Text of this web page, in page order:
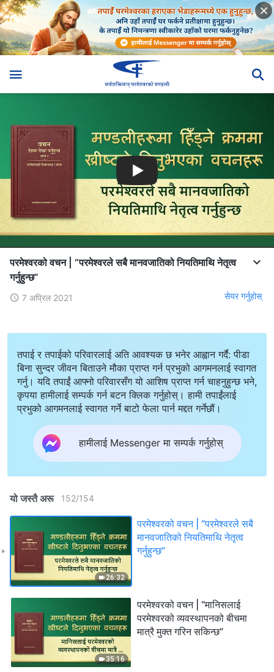
परमेश्‍वरको वचन | “परमेश्‍वरले सबै मानवजातिको नियतिमाथि नेतृत्व
गर्नुहुन्छ”
7 अप्रिल 2021 सेयर गर्नुहोस्
तपाई र तपाईको परिवारलाई अति आवश्यक छ भनेर आह्वान गर्दै: पीडा
बिना सुन्दर जीवन बिताउने मौका प्राप्त गर्न प्रभुको आगमनलाई स्वागत
गर्नु। यदि तपाईं आफ्नो परिवारसँग यो आशिष प्राप्त गर्न चाहनुहुन्छ भने,
कृपया हामीलाई सम्पर्क गर्न बटन क्लिक गर्नुहोस्। हामी तपाईंलाई
प्रभुको आगमनलाई स्वागत गर्ने बाटो फेला पार्न मद्दत गर्नेछौं।
हामीलाई Messenger मा सम्पर्क गर्नुहोस्
यो जस्तै अरू 152/154
26:32
परमेश्‍वरको वचन | “परमेश्‍वरले सबै
मानवजातिको नियतिमाथि नेतृत्व
गर्नुहुन्छ”
35:16
परमेश्‍वरको वचन | “मानिसलाई
परमेश्‍वरको व्यवस्थापनको बीचमा
मात्रै मुक्त गरिन सकिन्छ”